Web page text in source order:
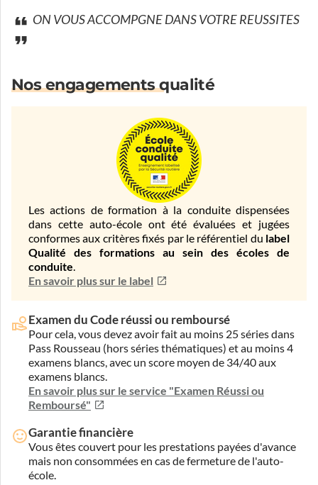
ON VOUS ACCOMPGNE DANS VOTRE REUSSITES
Nos engagements qualité
Les actions de formation à la conduite dispensées
dans cette auto-école ont été évaluées et jugées
conformes aux critères fixés par le référentiel du label
Qualité des formations au sein des écoles de
conduite.
En savoir plus sur le label
Examen du Code réussi ou remboursé
Pour cela, vous devez avoir fait au moins 25 séries dans
Pass Rousseau (hors séries thématiques) et au moins 4
examens blancs, avec un score moyen de 34/40 aux
examens blancs.
En savoir plus sur le service "Examen Réussi ou
Remboursé"
Garantie financière
Vous êtes couvert pour les prestations payées d'avance
mais non consommées en cas de fermeture de l'auto-
école.